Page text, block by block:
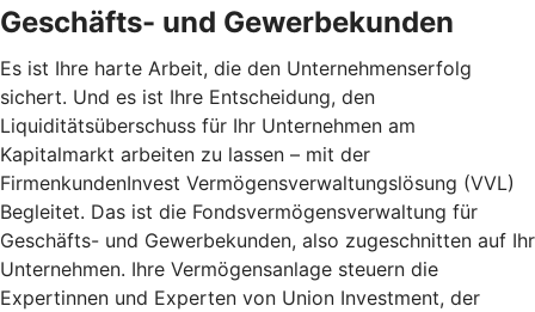
Geschäfts- und Gewerbekunden
Es ist Ihre harte Arbeit, die den Unternehmenserfolg
sichert. Und es ist Ihre Entscheidung, den
Liquiditätsüberschuss für Ihr Unternehmen am
Kapitalmarkt arbeiten zu lassen – mit der
FirmenkundenInvest Vermögensverwaltungslösung (VVL)
Begleitet. Das ist die Fondsvermögensverwaltung für
Geschäfts- und Gewerbekunden, also zugeschnitten auf Ihr
Unternehmen. Ihre Vermögensanlage steuern die
Expertinnen und Experten von Union Investment, der